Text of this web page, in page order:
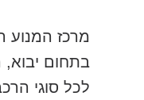
מרכז המנוע
בתחום יבוא,
לכל סוגי